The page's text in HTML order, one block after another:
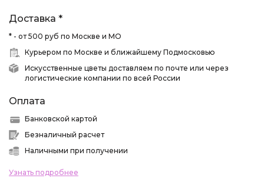
Доставка *
* - от 500 руб по Москве и МО
Курьером по Москве и ближайшему Подмосковью
Искусственные цветы доставляем по почте или через
логистические компании по всей России
Оплата
Банковской картой
Безналичный расчет
Наличными при получении
Узнать подробнее